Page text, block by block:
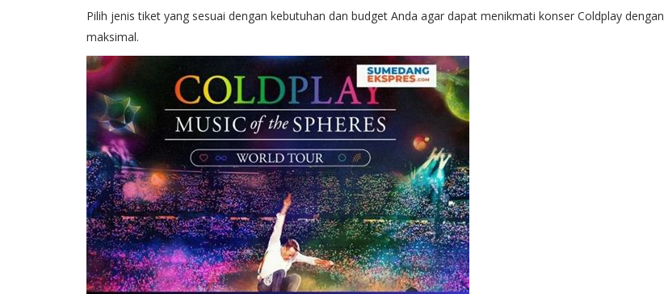
Pilih jenis tiket yang sesuai dengan kebutuhan dan budget Anda agar dapat menikmati konser Coldplay dengan
maksimal.